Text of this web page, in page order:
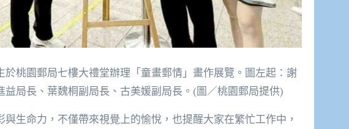
桃園郵局七樓大禮堂辦理「童畫郵情」畫作展覽。圖左起：謝
局長、葉魏桐副局長、古美媛副局長。(圖／桃園郵局提供)
生命力，不僅帶來視覺上的愉悅，也提醒大家在繁忙工作中，